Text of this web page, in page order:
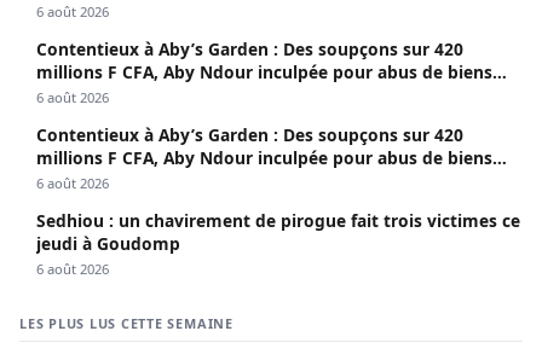
6 août 2026
Contentieux à Aby’s Garden : Des soupçons sur 420
millions F CFA, Aby Ndour inculpée pour abus de biens
sociaux
6 août 2026
Contentieux à Aby’s Garden : Des soupçons sur 420
millions F CFA, Aby Ndour inculpée pour abus de biens
sociaux
6 août 2026
Sedhiou : un chavirement de pirogue fait trois victimes ce
jeudi à Goudomp
6 août 2026
LES PLUS LUS CETTE SEMAINE